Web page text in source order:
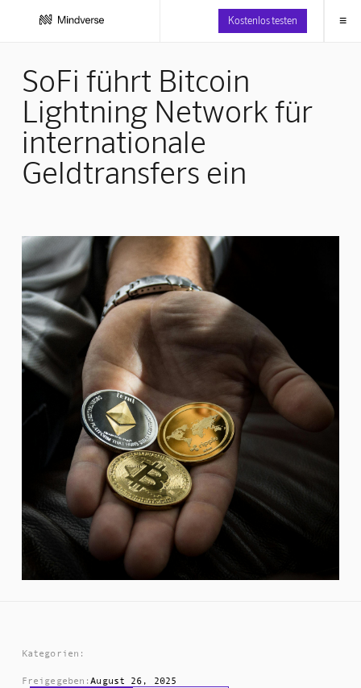
Kostenlos testen ≡
SoFi führt Bitcoin
Lightning Network für
internationale
Geldtransfers ein
Kategorien:
Freigegeben:August 26, 2025